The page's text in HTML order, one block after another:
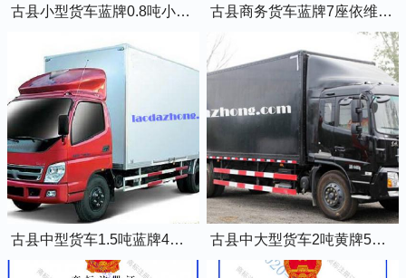
古县小型货车蓝牌0.8吨小卡车 古县商务货车蓝牌7座依维柯全顺车
古县中型货车1.5吨蓝牌4米2厢式货车 古县中大型货车2吨黄牌5米2厢式货车